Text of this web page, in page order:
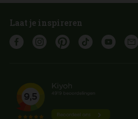
Laat je inspireren